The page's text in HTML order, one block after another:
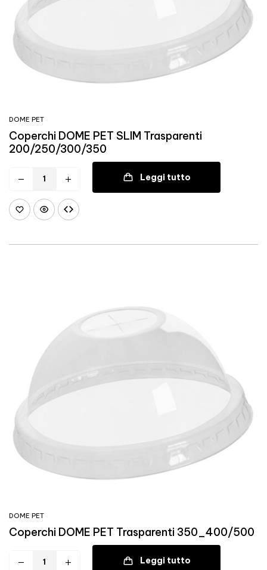
DOME PET
Coperchi DOME PET SLIM Trasparenti
200/250/300/350
Leggi tutto
DOME PET
Coperchi DOME PET Trasparenti 350_400/500
Leggi tutto